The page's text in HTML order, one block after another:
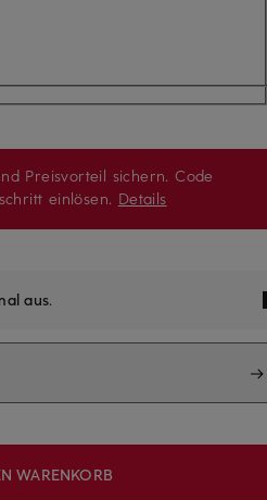
Preisvorteil sichern. Code
einlösen. Details
aus.
WARENKORB